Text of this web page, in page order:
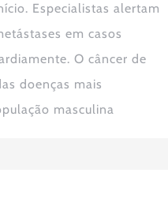
Especialistas alertam
em casos
O câncer de
doenças mais
masculina